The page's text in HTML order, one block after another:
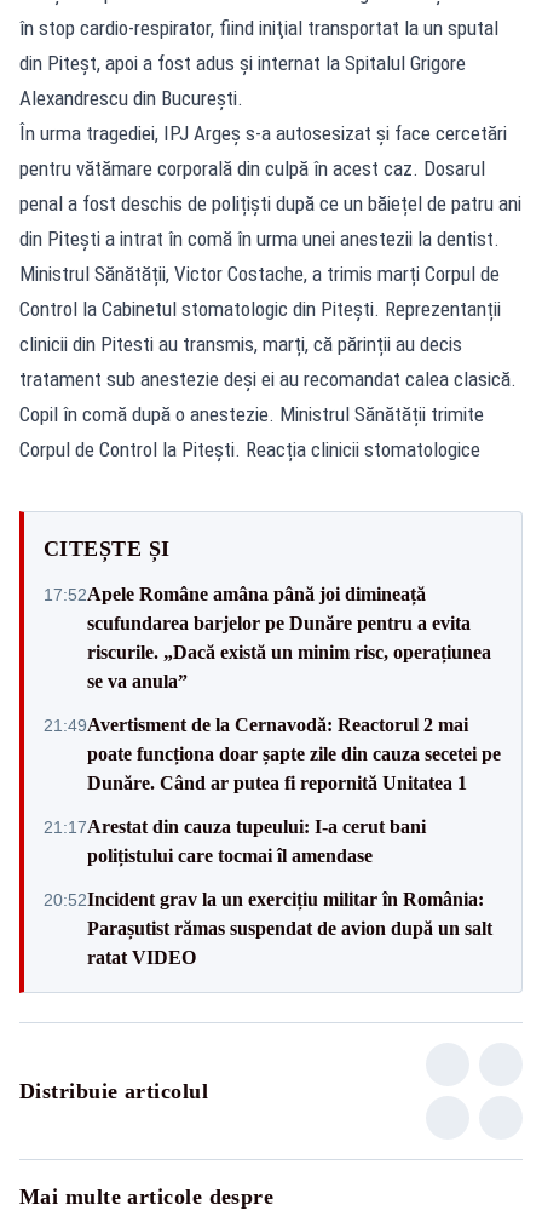
în stop cardio-respirator, fiind iniţial transportat la un sputal
din Piteşt, apoi a fost adus și internat la Spitalul Grigore
Alexandrescu din București.
În urma tragediei, IPJ Argeş s-a autosesizat şi face cercetări
pentru vătămare corporală din culpă în acest caz. Dosarul
penal a fost deschis de polițiști după ce un băiețel de patru ani
din Pitești a intrat în comă în urma unei anestezii la dentist.
Ministrul Sănătății, Victor Costache, a trimis marți Corpul de
Control la Cabinetul stomatologic din Pitești. Reprezentanții
clinicii din Pitesti au transmis, marți, că părinții au decis
tratament sub anestezie deși ei au recomandat calea clasică.
Copil în comă după o anestezie. Ministrul Sănătății trimite
Corpul de Control la Pitești. Reacția clinicii stomatologice
CITEȘTE ȘI
17:52Apele Române amâna până joi dimineață
scufundarea barjelor pe Dunăre pentru a evita
riscurile. „Dacă există un minim risc, operațiunea
se va anula”
21:49Avertisment de la Cernavodă: Reactorul 2 mai
poate funcționa doar șapte zile din cauza secetei pe
Dunăre. Când ar putea fi repornită Unitatea 1
21:17Arestat din cauza tupeului: I-a cerut bani
polițistului care tocmai îl amendase
20:52Incident grav la un exercițiu militar în România:
Parașutist rămas suspendat de avion după un salt
ratat VIDEO
Distribuie articolul
Mai multe articole despre